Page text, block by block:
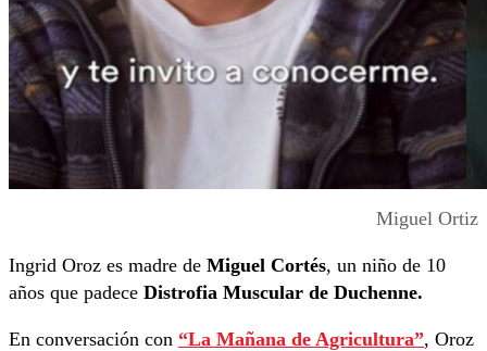
Miguel Ortiz
Ingrid Oroz es madre de Miguel Cortés, un niño de 10
años que padece Distrofia Muscular de Duchenne.
En conversación con “La Mañana de Agricultura”, Oroz